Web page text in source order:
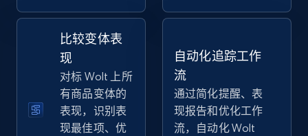
eBay - Gather data on products using
specified keywords
URL, Product id, Title, Seller name, Seller rating,
Seller reviews, Breadcrumbs, Root category, and
more.
比较变体表
现
对标 Wolt 上所
有商品变体的
表现，识别表
现最佳项、优
自动化追踪工作
流
通过简化提醒、表
现报告和优化工作
流，自动化 Wolt